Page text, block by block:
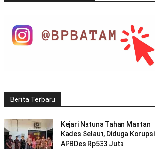
Berita Terbaru
Kejari Natuna Tahan Mantan
Kades Selaut, Diduga Korupsi
APBDes Rp533 Juta